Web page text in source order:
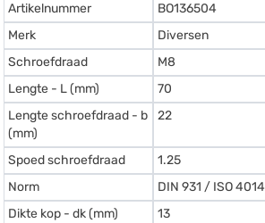
Artikelnummer
BO136504
Merk
Diversen
Schroefdraad
M8
Lengte - L (mm)
70
Lengte schroefdraad - b
(mm)
22
Spoed schroefdraad
1.25
Norm
DIN 931 / ISO 4014
Dikte kop - dk (mm)
13